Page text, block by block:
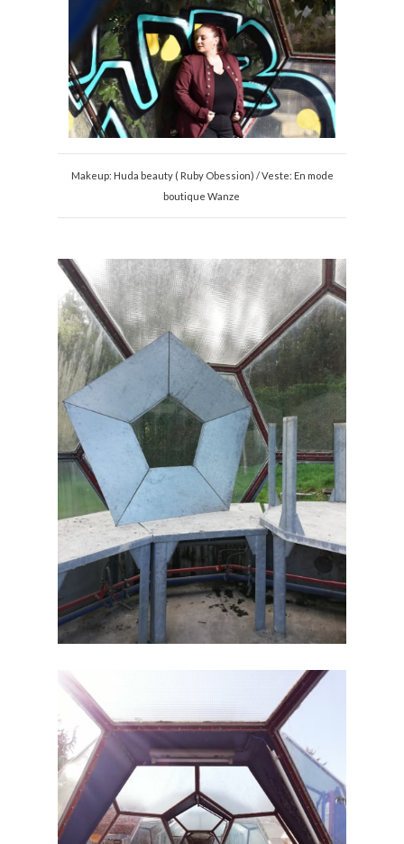
Makeup: Huda beauty ( Ruby Obession) / Veste: En mode
boutique Wanze